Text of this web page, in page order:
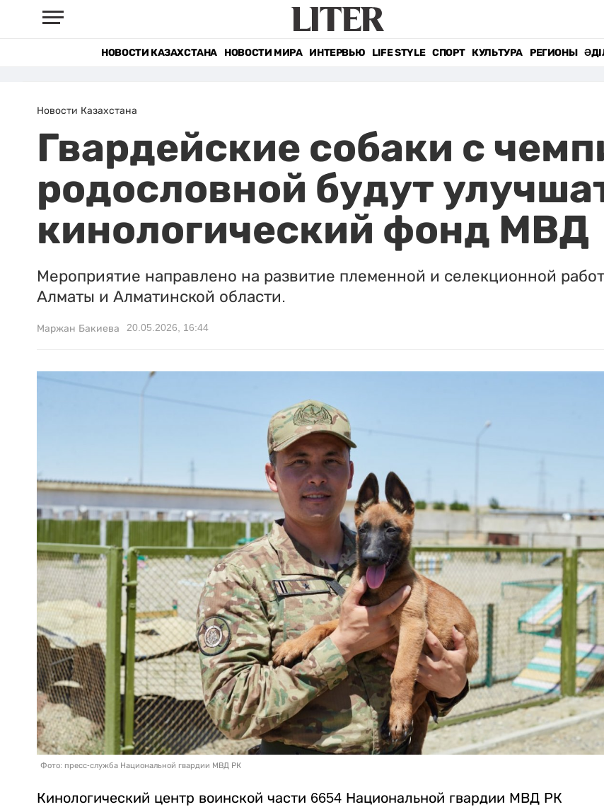
НОВОСТИ КАЗАХСТАНА НОВОСТИ МИРА ИНТЕРВЬЮ LIFE STYLE СПОРТ КУЛЬТУРА РЕГИОНЫ
Новости Казахстана
Гвардейские собаки с
родословной будут
кинологический фонд МВД
Мероприятие направлено на развитие племенной и селекционной
Алматы и Алматинской области.
Маржан Бакиева 20.05.2026, 16:44
Фото: пресс-служба Национальной гвардии МВД РК
Кинологический центр воинской части 6654 Национальной гвардии МВД РК